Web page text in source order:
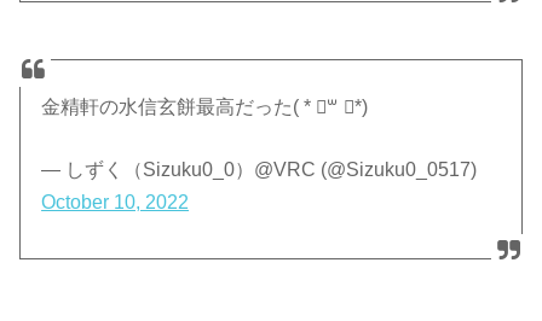
金精軒の水信玄餅最高だった( * ॑꒳ ॑*)
— しずく（Sizuku0_0）@VRC (@Sizuku0_0517)
October 10, 2022